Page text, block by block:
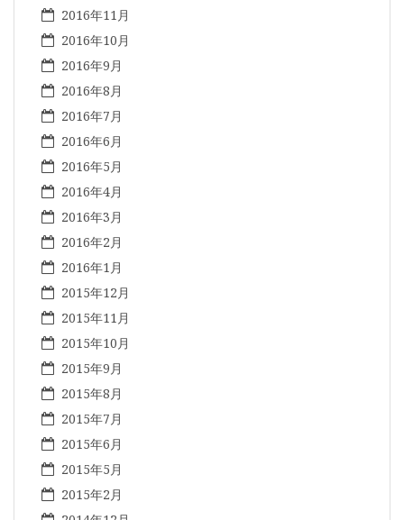
2016年11月
2016年10月
2016年9月
2016年8月
2016年7月
2016年6月
2016年5月
2016年4月
2016年3月
2016年2月
2016年1月
2015年12月
2015年11月
2015年10月
2015年9月
2015年8月
2015年7月
2015年6月
2015年5月
2015年2月